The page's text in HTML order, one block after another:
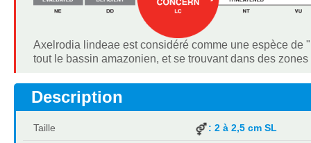
Axelrodia lindeae est considéré comme une espèce
tout le bassin amazonien, et se trouvant dans des
Description
Taille : 2 à 2,5 cm SL